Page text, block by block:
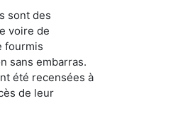
sont des
voire de
fourmis
sans embarras.
été recensées à
de leur